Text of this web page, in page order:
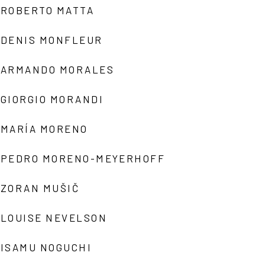
ROBERTO MATTA
DENIS MONFLEUR
ARMANDO MORALES
GIORGIO MORANDI
MARÍA MORENO
PEDRO MORENO-MEYERHOFF
ZORAN MUŠIČ
LOUISE NEVELSON
ISAMU NOGUCHI